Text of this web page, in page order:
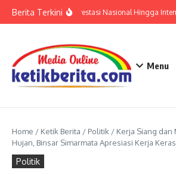
Berita Terkini
Polri: Sertifikat Prestasi Nasional Hingga
Menu
Home / Ketik Berita / Politik / Kerja Siang dan
Hujan, Binsar Simarmata Apresiasi Kerja
Politik